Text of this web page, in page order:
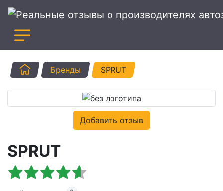
ГлавнаяБренды SPRUT
Добавить отзыв
SPRUT